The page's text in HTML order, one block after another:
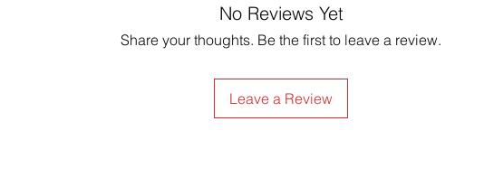
No Reviews Yet
Share your thoughts. Be the first to leave a review.
Leave a Review